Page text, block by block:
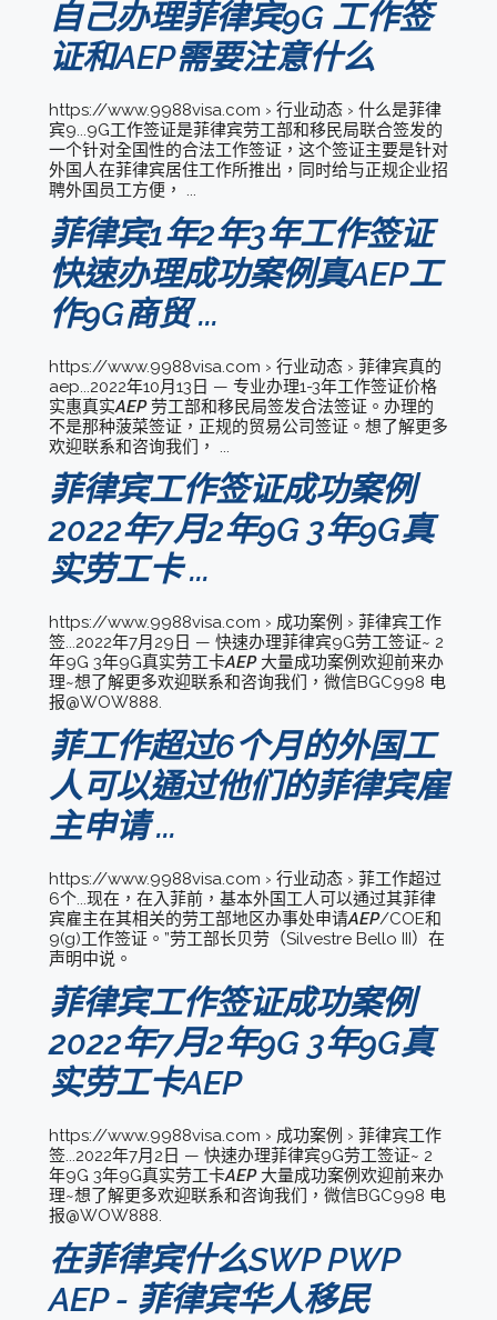
自己办理菲律宾9G 工作签
证和AEP需要注意什么
https://www.9988visa.com › 行业动态 › 什么是菲律
宾9...9G工作签证是菲律宾劳工部和移民局联合签发的
一个针对全国性的合法工作签证，这个签证主要是针对
外国人在菲律宾居住工作所推出，同时给与正规企业招
聘外国员工方便， ...
菲律宾1年2年3年工作签证
快速办理成功案例真AEP工
作9G商贸 ...
https://www.9988visa.com › 行业动态 › 菲律宾真的
aep...2022年10月13日 — 专业办理1-3年工作签证价格
实惠真实AEP劳工部和移民局签发合法签证。办理的
不是那种菠菜签证，正规的贸易公司签证。想了解更多
欢迎联系和咨询我们， ...
菲律宾工作签证成功案例
2022年7月2年9G 3年9G真
实劳工卡 ...
https://www.9988visa.com › 成功案例 › 菲律宾工作
签...2022年7月29日 — 快速办理菲律宾9G劳工签证~ 2
年9G 3年9G真实劳工卡AEP大量成功案例欢迎前来办
理~想了解更多欢迎联系和咨询我们，微信BGC998 电
报@WOW888.
菲工作超过6个月的外国工
人可以通过他们的菲律宾雇
主申请 ...
https://www.9988visa.com › 行业动态 › 菲工作超过
6个...现在，在入菲前，基本外国工人可以通过其菲律
宾雇主在其相关的劳工部地区办事处申请AEP/COE和
9(g)工作签证。”劳工部长贝劳（Silvestre Bello III）在
声明中说。
菲律宾工作签证成功案例
2022年7月2年9G 3年9G真
实劳工卡AEP
https://www.9988visa.com › 成功案例 › 菲律宾工作
签...2022年7月2日 — 快速办理菲律宾9G劳工签证~ 2
年9G 3年9G真实劳工卡AEP大量成功案例欢迎前来办
理~想了解更多欢迎联系和咨询我们，微信BGC998 电
报@WOW888.
在菲律宾什么SWP PWP
AEP - 菲律宾华人移民